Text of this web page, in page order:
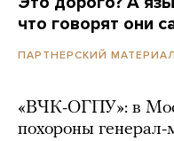
что говорят они
ПАРТНЕРСКИЙ МАТЕРИАЛ
«ВЧК-ОГПУ»: в
похороны